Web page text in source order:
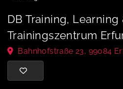
DB Training,
Trainingszentrum
Bahnhofstraße 23, 99084